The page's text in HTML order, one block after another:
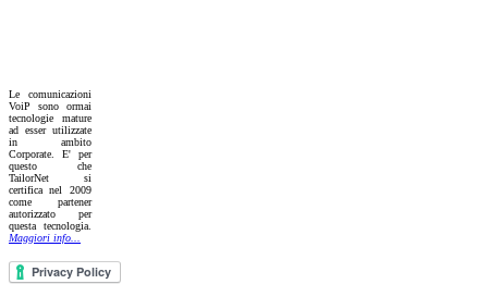
Le comunicazioni
VoiP sono ormai
tecnologie mature
ad esser utilizzate
in ambito
Corporate. E' per
questo che
TailorNet si
certifica nel 2009
come partener
autorizzato per
questa tecnologia.
Maggiori info...